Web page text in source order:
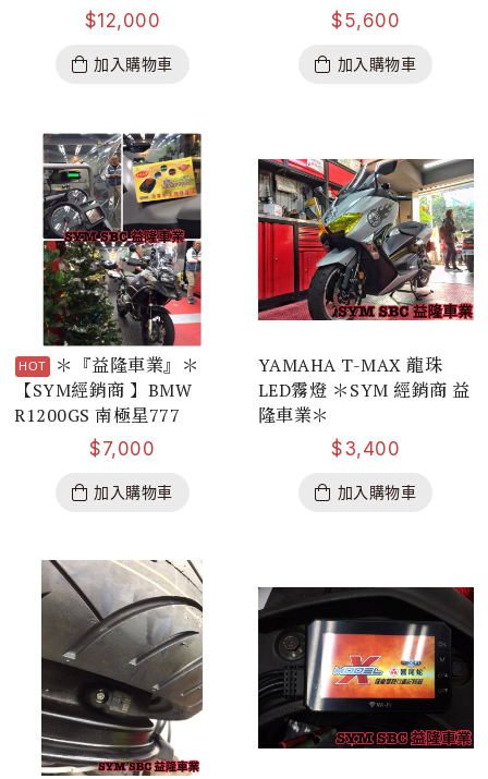
$12,000
加入購物車
$5,600
加入購物車
＊『益隆車業』＊
【SYM經銷商 】BMW
R1200GS 南極星777
$7,000
加入購物車
YAMAHA T-MAX 龍珠
LED霧燈 ＊SYM 經銷商 益
隆車業＊
$3,400
加入購物車